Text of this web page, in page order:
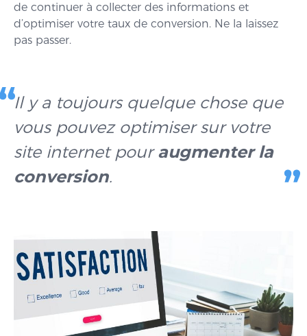
de continuer à collecter des informations et
d’optimiser votre taux de conversion. Ne la laissez
pas passer.
Il y a toujours quelque chose que
vous pouvez optimiser sur votre
site internet pouraugmenter la
conversion.